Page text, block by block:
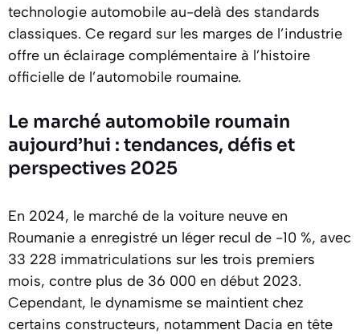
technologie automobile au-delà des standards
classiques. Ce regard sur les marges de l’industrie
offre un éclairage complémentaire à l’histoire
officielle de l’automobile roumaine.
Le marché automobile roumain
aujourd’hui : tendances, défis et
perspectives 2025
En 2024, le marché de la voiture neuve en
Roumanie a enregistré un léger recul de -10 %, avec
33 228 immatriculations sur les trois premiers
mois, contre plus de 36 000 en début 2023.
Cependant, le dynamisme se maintient chez
certains constructeurs, notamment Dacia en tête